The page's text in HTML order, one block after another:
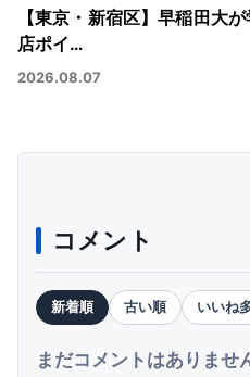
【東京・新宿区】早稲田大
店ポイ…
2026.08.07
コメント
新着順 古い順 いいね
まだコメントはありませ